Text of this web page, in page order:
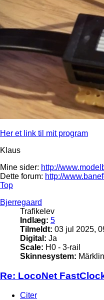
Her et link til mit program
Klaus
Mine sider: http://
Dette forum: http://
Top
Bjerregaard
Trafikelev
Indlæg: 5
Tilmeldt: 03 jul 2025,
Digital: Ja
Scale: H0 - 3-rail
Skinnesystem:
Re: LocoNet
Citer